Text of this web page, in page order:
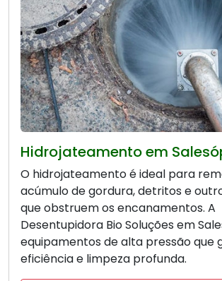
Hidrojateamento em
O hidrojateamento é ideal para
acúmulo de gordura, detritos e
que obstruem os encanamentos. A
Desentupidora Bio Soluções em
equipamentos de alta pressão que
eficiência e limpeza profunda.